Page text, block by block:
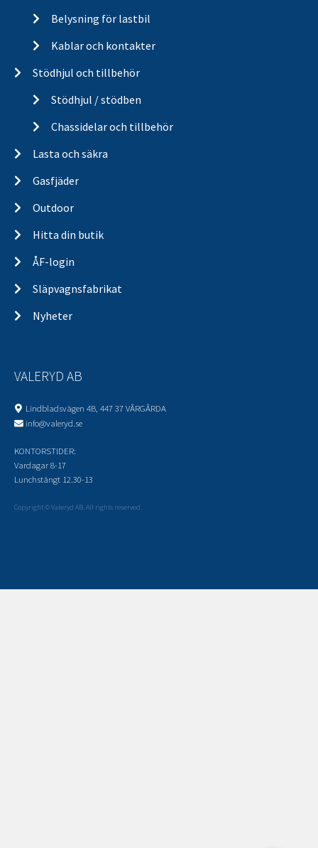
Belysning för lastbil
Kablar och kontakter
Stödhjul och tillbehör
Stödhjul / stödben
Chassidelar och tillbehör
Lasta och säkra
Gasfjäder
Outdoor
Hitta din butik
ÅF-login
Släpvagnsfabrikat
Nyheter
VALERYD AB
Lindbladsvägen 4B, 447 37 VÅRGÅRDA
info@valeryd.se
KONTORSTIDER:
Vardagar 8-17
Lunchstängt 12.30-13
Copyright © Valeryd AB. All rights reserved.